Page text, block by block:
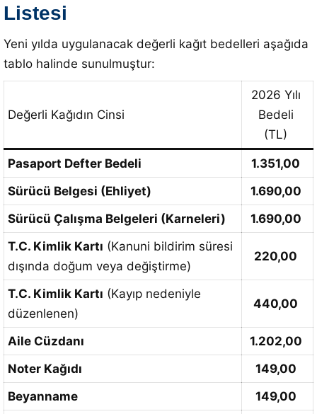
Listesi
Yeni yılda uygulanacak değerli kağıt bedelleri aşağıda
tablo halinde sunulmuştur:
Değerli Kağıdın Cinsi
2026 Yılı
Bedeli
(TL)
Pasaport Defter Bedeli
1.351,00
Sürücü Belgesi (Ehliyet)
1.690,00
Sürücü Çalışma Belgeleri (Karneleri)
1.690,00
T.C. Kimlik Kartı (Kanuni bildirim süresi
dışında doğum veya değiştirme)
220,00
T.C. Kimlik Kartı (Kayıp nedeniyle
düzenlenen)
440,00
Aile Cüzdanı
1.202,00
Noter Kağıdı
149,00
Beyanname
149,00